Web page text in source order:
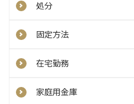
処分
固定方法
在宅勤務
家庭用金庫